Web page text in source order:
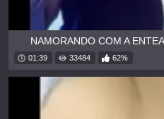
NAMORANDO COM A
01:39 33484 62%